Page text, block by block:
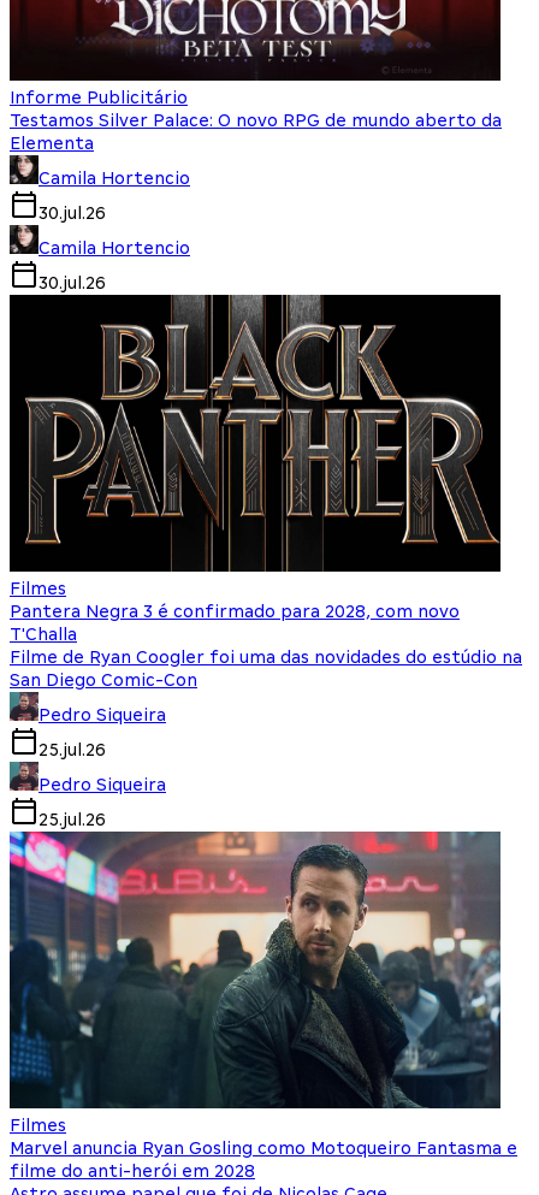
Informe Publicitário
Testamos Silver Palace: O novo RPG de mundo aberto da
Elementa
Camila Hortencio
30.jul.26
Camila Hortencio
30.jul.26
Filmes
Pantera Negra 3 é confirmado para 2028, com novo
T'Challa
Filme de Ryan Coogler foi uma das novidades do estúdio na
San Diego Comic-Con
Pedro Siqueira
25.jul.26
Pedro Siqueira
25.jul.26
Filmes
Marvel anuncia Ryan Gosling como Motoqueiro Fantasma e
filme do anti-herói em 2028